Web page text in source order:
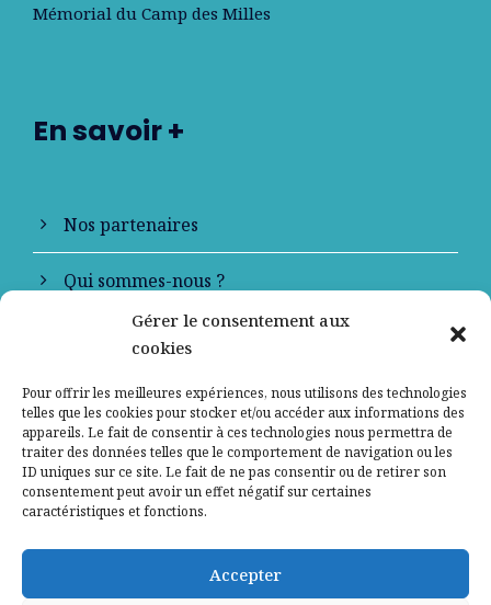
Gérer le consentement aux
cookies
Pour offrir les meilleures expériences, nous utilisons des technologies
telles que les cookies pour stocker et/ou accéder aux informations des
appareils. Le fait de consentir à ces technologies nous permettra de
traiter des données telles que le comportement de navigation ou les
ID uniques sur ce site. Le fait de ne pas consentir ou de retirer son
consentement peut avoir un effet négatif sur certaines
caractéristiques et fonctions.
Accepter
Mémorial du Camp des Milles
En savoir +
Nos partenaires
Qui sommes-nous ?
Contactez-nous
Mentions légales
Politique de confidentialité